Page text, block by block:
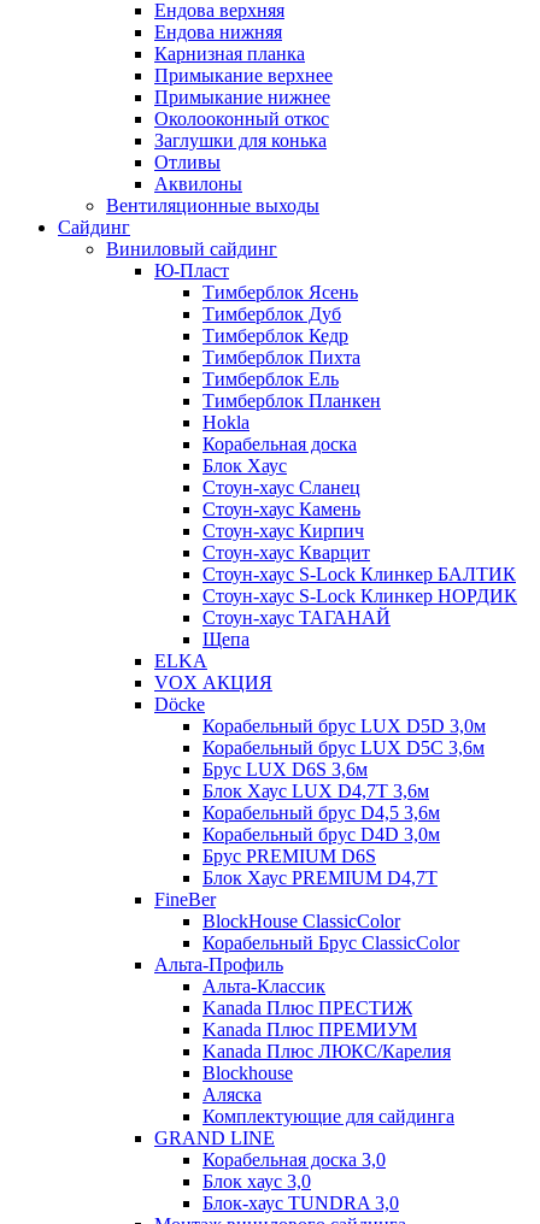
Ендова верхняя
Ендова нижняя
Карнизная планка
Примыкание верхнее
Примыкание нижнее
Околооконный откос
Заглушки для конька
Отливы
Аквилоны
Вентиляционные выходы
Сайдинг
Виниловый сайдинг
Ю-Пласт
Тимберблок Ясень
Тимберблок Дуб
Тимберблок Кедр
Тимберблок Пихта
Тимберблок Ель
Тимберблок Планкен
Hokla
Корабельная доска
Блок Хаус
Стоун-хаус Сланец
Стоун-хаус Камень
Стоун-хаус Кирпич
Стоун-хаус Кварцит
Стоун-хаус S-Lock Клинкер БАЛТИК
Стоун-хаус S-Lock Клинкер НОРДИК
Стоун-хаус ТАГАНАЙ
Щепа
ELKA
VOX АКЦИЯ
Döcke
Корабельный брус LUX D5D 3,0м
Корабельный брус LUX D5C 3,6м
Брус LUX D6S 3,6м
Блок Хаус LUX D4,7T 3,6м
Корабельный брус D4,5 3,6м
Корабельный брус D4D 3,0м
Брус PREMIUM D6S
Блок Хаус PREMIUM D4,7T
FineBer
BlockHouse ClassicColor
Корабельный Брус ClassicColor
Альта-Профиль
Альта-Классик
Kanada Плюс ПРЕСТИЖ
Kanada Плюс ПРЕМИУМ
Kanada Плюс ЛЮКС/Карелия
Blockhouse
Аляска
Комплектующие для сайдинга
GRAND LINE
Корабельная доска 3,0
Блок хаус 3,0
Блок-хаус TUNDRA 3,0